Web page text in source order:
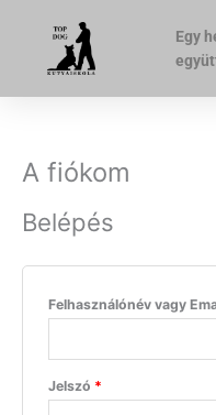
Egy
A fiókom
Belépés
Felhasználónév vagy
Jelszó *